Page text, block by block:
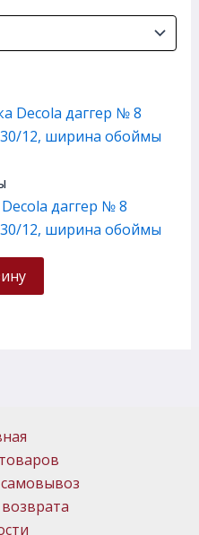
даггер № 8
12, ширина обоймы